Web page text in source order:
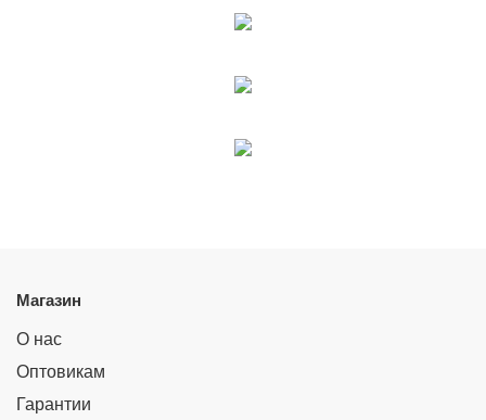
Магазин
О нас
Оптовикам
Гарантии